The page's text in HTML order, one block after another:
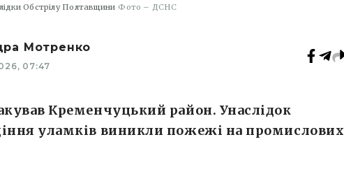
Обстрілу Полтавщини Фото – ДСНС
Мотренко
07:47
Кременчуцький район. Унаслідок
уламків виникли пожежі на промислових